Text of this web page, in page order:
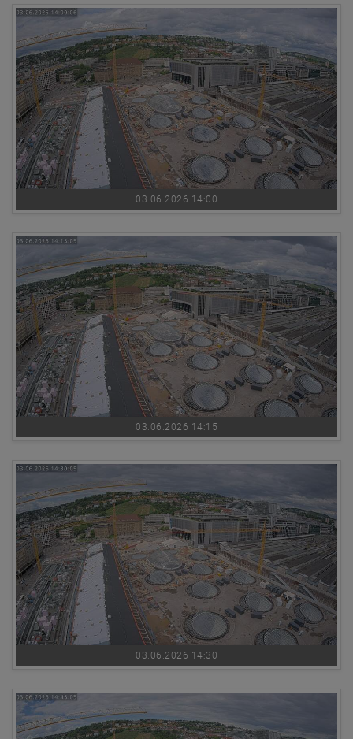
03.06.2026 14:00
03.06.2026 14:15
03.06.2026 14:30